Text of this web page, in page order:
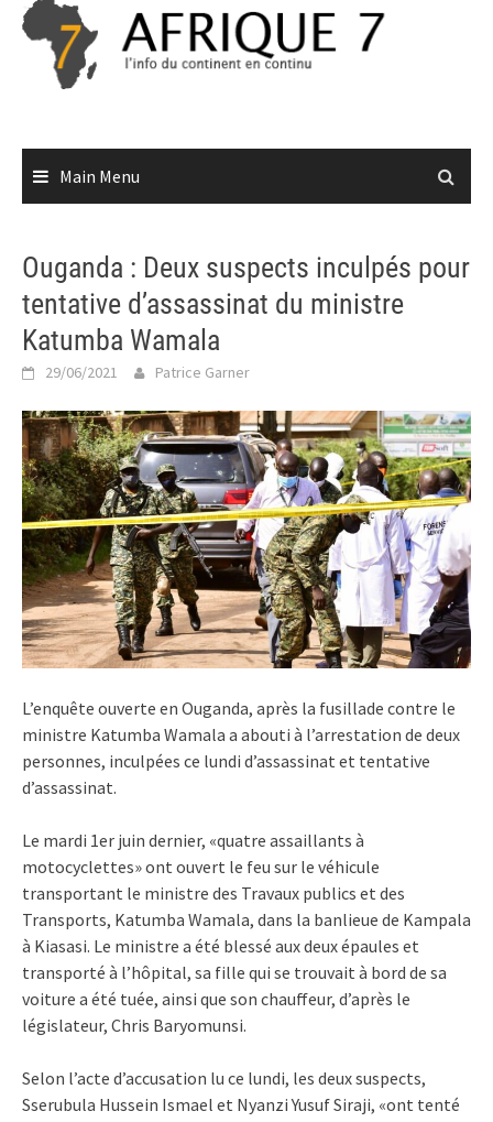
Skip
content
Main Menu
Ouganda : Deux suspects inculpés pour
tentative d’assassinat du ministre
Katumba Wamala
29/06/2021 Patrice Garner
L’enquête ouverte en Ouganda, après la fusillade contre le
ministre Katumba Wamala a abouti à l’arrestation de deux
personnes, inculpées ce lundi d’assassinat et tentative
d’assassinat.
Le mardi 1er juin dernier, «quatre assaillants à
motocyclettes» ont ouvert le feu sur le véhicule
transportant le ministre des Travaux publics et des
Transports, Katumba Wamala, dans la banlieue de Kampala
à Kiasasi. Le ministre a été blessé aux deux épaules et
transporté à l’hôpital, sa fille qui se trouvait à bord de sa
voiture a été tuée, ainsi que son chauffeur, d’après le
législateur, Chris Baryomunsi.
Selon l’acte d’accusation lu ce lundi, les deux suspects,
Sserubula Hussein Ismael et Nyanzi Yusuf Siraji, «ont tenté